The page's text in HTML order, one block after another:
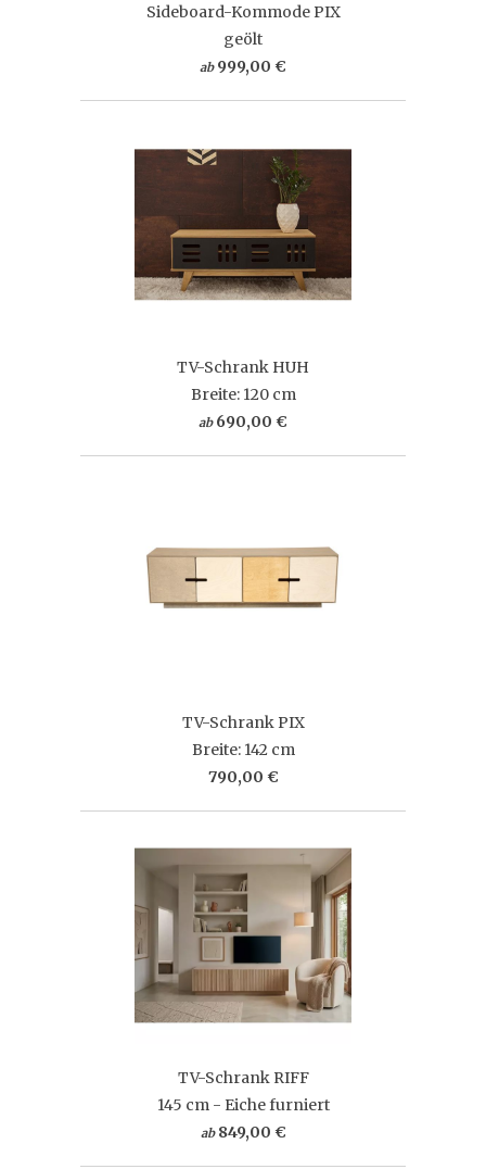
Sideboard-Kommode PIX
geölt
ab 999,00 €
TV-Schrank HUH
Breite: 120 cm
ab 690,00 €
TV-Schrank PIX
Breite: 142 cm
790,00 €
TV-Schrank RIFF
145 cm - Eiche furniert
ab 849,00 €